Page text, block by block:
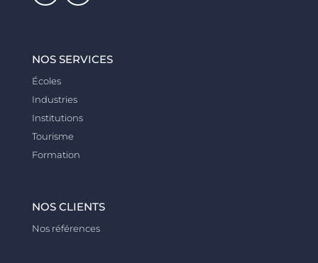
NOS SERVICES
Écoles
Industries
Institutions
Tourisme
Formation
NOS CLIENTS
Nos références